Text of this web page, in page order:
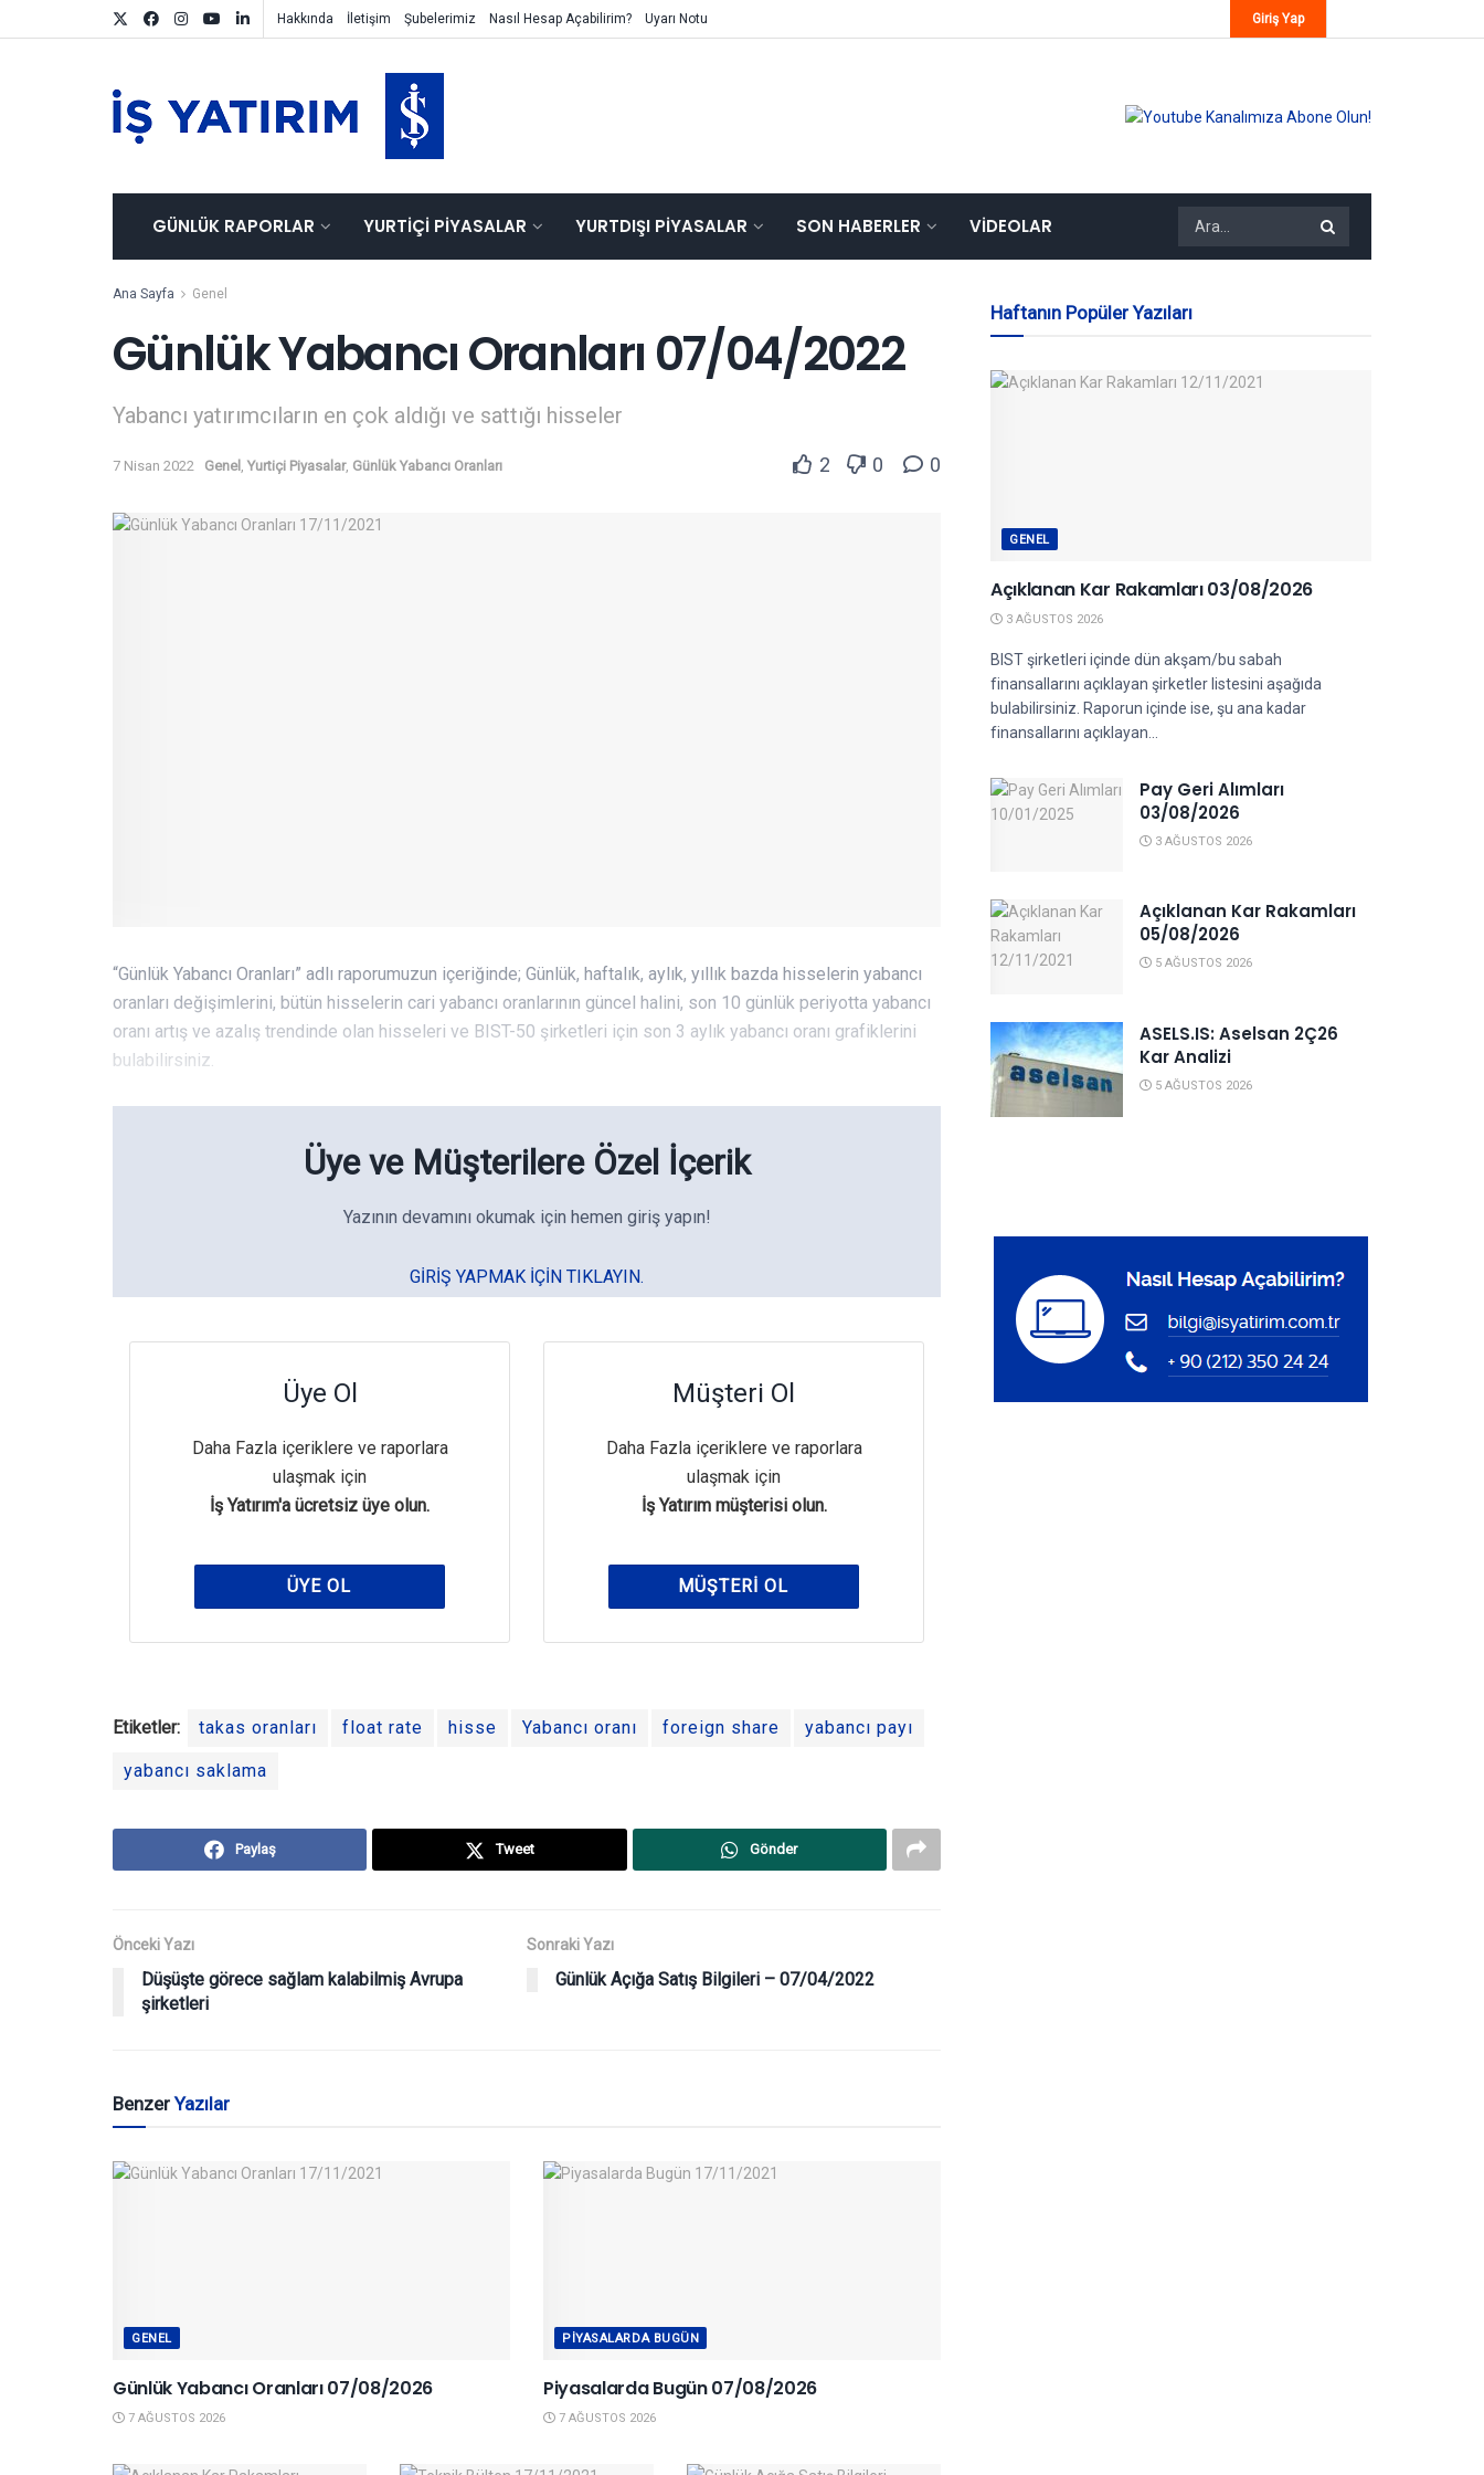
Hakkında İletişim Şubelerimiz Nasıl Hesap Açabilirim? Uyarı Notu Giriş Yap
GÜNLÜK RAPORLAR YURTIÇI PIYASALAR YURTDIŞI PIYASALAR SON HABERLER VIDEOLAR
Ana Sayfa Genel
Günlük Yabancı Oranları 07/04/2022
Yabancı yatırımcıların en çok aldığı ve sattığı hisseler
7 Nisan 2022 Genel Yurtiçi Piyasalar, Günlük Yabancı Oranları 2 0 0
“Günlük Yabancı Oranları” adlı raporumuzun içeriğinde; Günlük, haftalık, aylık, yıllık bazda hisselerin yabancı
oranları değişimlerini, bütün hisselerin cari yabancı oranlarının güncel halini, son 10 günlük periyotta yabancı
oranı artış ve azalış trendinde olan hisseleri ve BIST-50 şirketleri için son 3 aylık yabancı oranı grafiklerini
bulabilirsiniz.
Üye ve Müşterilere Özel İçerik
Yazının devamını okumak için hemen giriş yapın!
GIRIŞ YAPMAK IÇIN TIKLAYIN.
Üye Ol
Daha Fazla içeriklere ve raporlara
ulaşmak için
İş Yatırım'a ücretsiz üye olun.
ÜYE OL
Müşteri Ol
Daha Fazla içeriklere ve raporlara
ulaşmak için
İş Yatırım müşterisi olun.
MÜŞTERI OL
Etiketler: takas oranları float rate hisse Yabancı oranı foreign share yabancı payı
yabancı saklama
Paylaş Tweet Gönder
Önceki Yazı
Düşüşte görece sağlam kalabilmiş Avrupa
şirketleri
Sonraki Yazı
Günlük Açığa Satış Bilgileri – 07/04/2022
BenzerYazılar
GENEL
Günlük Yabancı Oranları 07/08/2026
7 AĞUSTOS 2026
PIYASALARDA BUGÜN
Piyasalarda Bugün 07/08/2026
7 AĞUSTOS 2026
Haftanın Popüler Yazıları
GENEL
Açıklanan Kar Rakamları 03/08/2026
3 AĞUSTOS 2026
BIST şirketleri içinde dün akşam/bu sabah
finansallarını açıklayan şirketler listesini aşağıda
bulabilirsiniz. Raporun içinde ise, şu ana kadar
finansallarını açıklayan...
Pay Geri Alımları
03/08/2026
3 AĞUSTOS 2026
Açıklanan Kar Rakamları
05/08/2026
5 AĞUSTOS 2026
ASELS.IS: Aselsan 2Ç26
Kar Analizi
5 AĞUSTOS 2026